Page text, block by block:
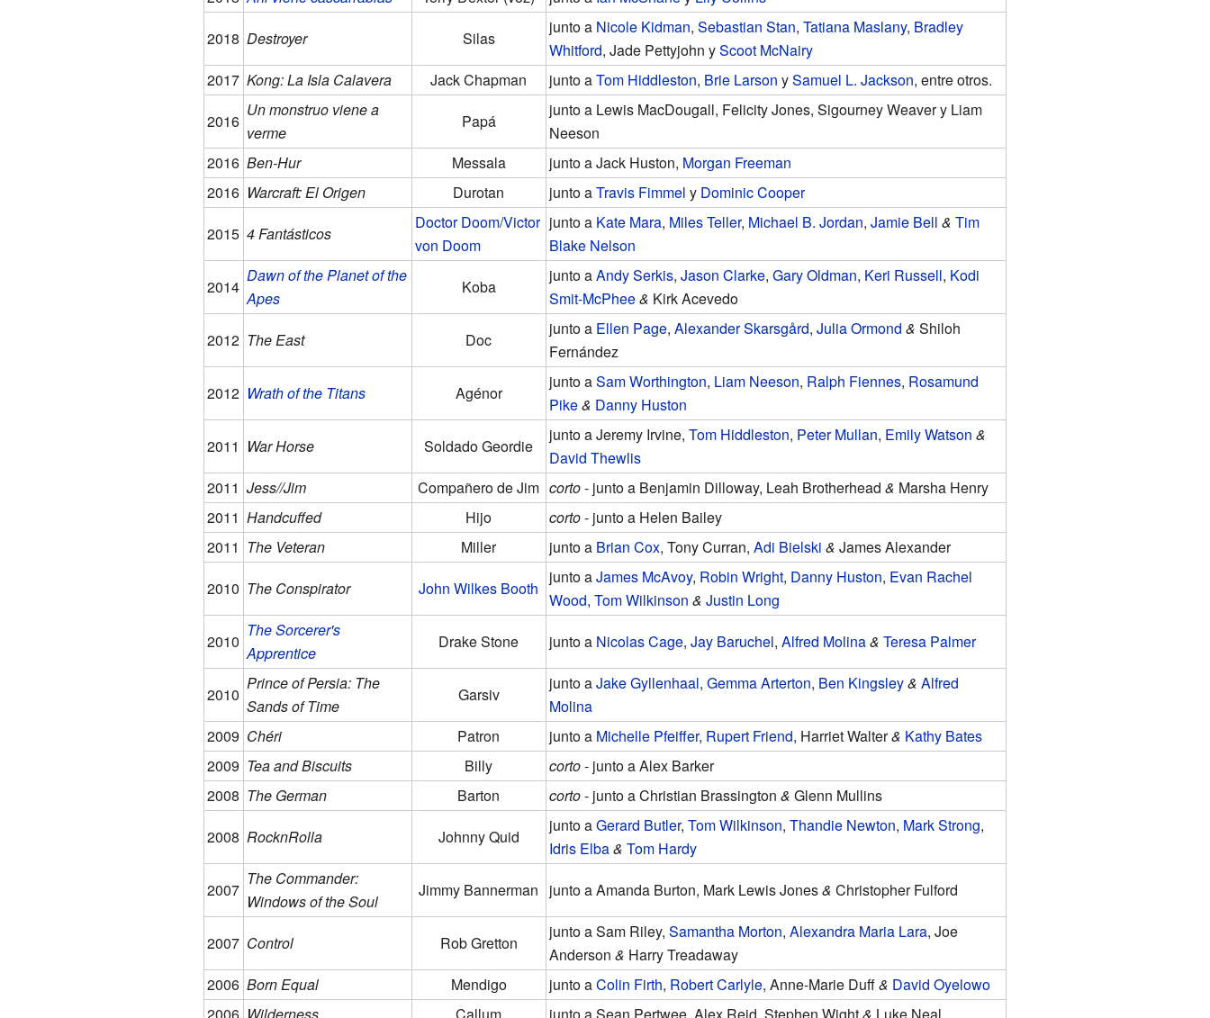
2018 Destroyer Silas
junto a Nicole Kidman, Sebastian Stan, Tatiana Maslany, Bradley
Whitford, Jade Pettyjohn yScoot McNairy
2017 Kong: La Isla Calavera Jack Chapman junto aTom Hiddleston, Brie Larson ySamuel L. Jackson, entre otros.
2016
Un monstruo viene a
verme
Papá
junto a Lewis MacDougall, Felicity Jones, Sigourney Weaver y Liam
Neeson
2016 Ben-Hur Messala junto a Jack Huston, Morgan Freeman
2016 Warcraft: El Origen Durotan junto aTravis Fimmel y Dominic Cooper
2015 4 Fantásticos
Doctor Doom/Victor
von Doom
junto a Kate Mara, Miles Teller, Michael B. Jordan, Jamie Bell & Tim
Blake Nelson
2014
Dawn of the Planet of the
Apes
Koba
junto aAndy Serkis, Jason Clarke, Gary Oldman, Keri Russell, Kodi
Smit-McPhee& Kirk Acevedo
2012 The East Doc
junto a Ellen Page, Alexander Skarsgård, Julia Ormond & Shiloh
Fernández
2012 Wrath of the Titans Agénor
junto aSam Worthington, Liam Neeson, Ralph Fiennes, Rosamund
Pike& Danny Huston
2011 War Horse Soldado Geordie
junto a Jeremy Irvine, Tom Hiddleston, Peter Mullan, Emily Watson &
David Thewlis
2011 Jess//Jim Compañero de Jim corto- junto a Benjamin Dilloway, Leah Brotherhead & Marsha Henry
2011 Handcuffed Hijo corto- junto a Helen Bailey
2011 The Veteran Miller junto a Brian Cox, Tony Curran, Adi Bielski & James Alexander
2010 The Conspirator John Wilkes Booth
junto aJames McAvoy, Robin Wright, Danny Huston, Evan Rachel
Wood, Tom Wilkinson & Justin Long
2010
The Sorcerer's
Apprentice
Drake Stone junto a Nicolas Cage, Jay Baruchel, Alfred Molina& Teresa Palmer
2010
Prince of Persia: The
Sands of Time
Garsiv
junto aJake Gyllenhaal, Gemma Arterton, Ben Kingsley& Alfred
Molina
2009 Chéri Patron junto a Michelle Pfeiffer, Rupert Friend, Harriet Walter& Kathy Bates
2009 Tea and Biscuits Billy corto- junto a Alex Barker
2008 The German Barton corto- junto a Christian Brassington & Glenn Mullins
2008 RocknRolla Johnny Quid
junto aGerard Butler, Tom Wilkinson, Thandie Newton, Mark Strong,
Idris Elba& Tom Hardy
2007
The Commander:
Windows of the Soul
Jimmy Bannerman junto a Amanda Burton, Mark Lewis Jones& Christopher Fulford
2007 Control Rob Gretton
junto a Sam Riley, Samantha Morton, Alexandra Maria Lara, Joe
Anderson & Harry Treadaway
2006 Born Equal Mendigo junto aColin Firth, Robert Carlyle, Anne-Marie Duff& David Oyelowo